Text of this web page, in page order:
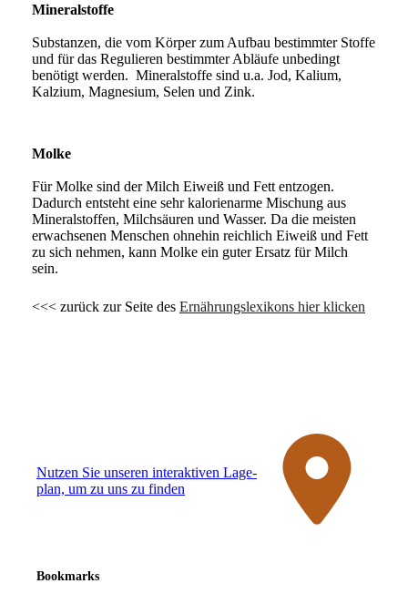
Mineralstoffe
Substanzen, die vom Körper zum Aufbau bestimmter Stoffe
und für das Regulieren bestimmter Abläufe unbedingt
benötigt werden. Mineralstoffe sind u.a. Jod, Kalium,
Kalzium, Magnesium, Selen und Zink.
Molke
Für Molke sind der Milch Eiweiß und Fett entzogen.
Dadurch entsteht eine sehr kalorienarme Mischung aus
Mineralstoffen, Milchsäuren und Wasser. Da die meisten
erwachsenen Menschen ohnehin reichlich Eiweiß und Fett
zu sich nehmen, kann Molke ein guter Ersatz für Milch
sein.
<<< zurück zur Seite des Ernährungslexikons hier klicken
Nutzen Sie unseren interaktiven La­ge­
plan, um zu uns zu finden
Bookmarks